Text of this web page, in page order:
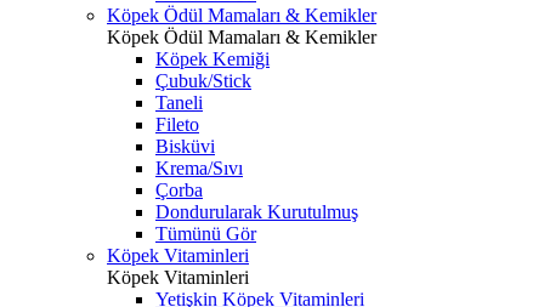
Köpek Ödül Mamaları & Kemikler
Köpek Ödül Mamaları & Kemikler
Köpek Kemiği
Çubuk/Stick
Taneli
Fileto
Bisküvi
Krema/Sıvı
Çorba
Dondurularak Kurutulmuş
Tümünü Gör
Köpek Vitaminleri
Köpek Vitaminleri
Yetişkin Köpek Vitaminleri